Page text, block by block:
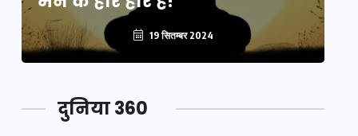
19 सितम्बर 2024
दुनिया 360